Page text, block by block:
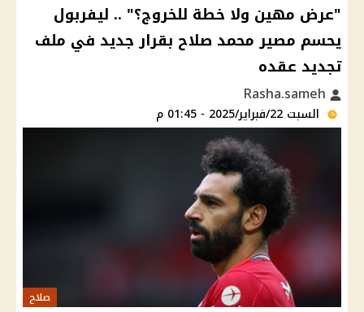
"عرض مهين ولا خطة للخروج؟" .. ليفربول
يحسم مصير محمد صلاح بقرار جديد في ملف
تجديد عقده
السبت 22/فبراير/2025 - 01:45 م
صلاح